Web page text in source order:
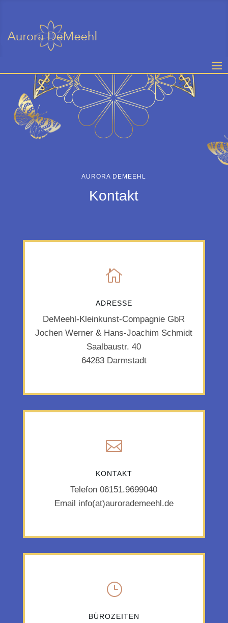
AURORA DEMEEHL
Kontakt

ADRESSE
DeMeehl-Kleinkunst-Compagnie GbR
Jochen Werner & Hans-Joachim Schmidt
Saalbaustr. 40
64283 Darmstadt

KONTAKT
Telefon 06151.9699040
Email info(at)aurorademeehl.de
}
BÜROZEITEN